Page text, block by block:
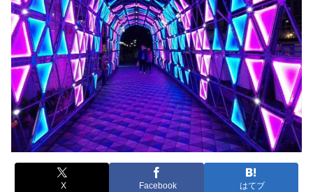
X Facebook はてブ